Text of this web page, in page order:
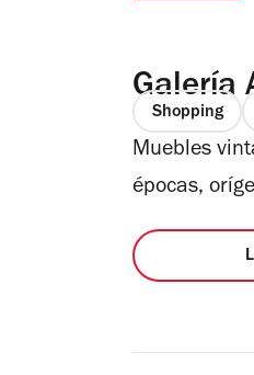
Galería
Shopping
Muebles
épocas,